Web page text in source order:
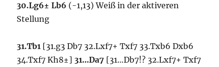
30.Lg6± Lb6 (-1,13) Weiß in der aktiveren
Stellung
31.Tb1 [31.g3 Db7 32.Lxf7+ Txf7 33.Txb6 Dxb6
34.Txf7 Kh8±] 31…Da7 [31…Db7!? 32.Lxf7+ Txf7